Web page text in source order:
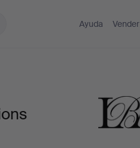
Ayuda Vender